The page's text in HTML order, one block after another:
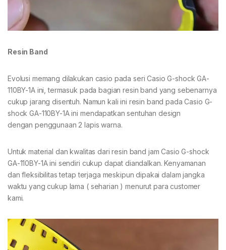
Resin Band
Evolusi memang dilakukan casio pada seri Casio G-shock GA-
110BY-1A ini, termasuk pada bagian resin band yang sebenarnya
cukup jarang disentuh. Namun kali ini resin band pada Casio G-
shock GA-110BY-1A ini mendapatkan sentuhan design
dengan penggunaan 2 lapis warna.
Untuk material dan kwalitas dari resin band jam Casio G-shock
GA-110BY-1A ini sendiri cukup dapat diandalkan. Kenyamanan
dan fleksibilitas tetap terjaga meskipun dipakai dalam jangka
waktu yang cukup lama ( seharian ) menurut para customer
kami.